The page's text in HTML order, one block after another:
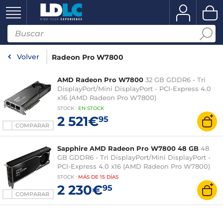
Volver Radeon Pro W7800
COMPARAR
AMD Radeon Pro W7800 32 GB GDDR6 - Tri
DisplayPort/Mini DisplayPort - PCI-Express 4.0
x16 (AMD Radeon Pro W7800)
STOCK : EN STOCK
2 521€95
COMPARAR
Sapphire AMD Radeon Pro W7800 48 GB 48
GB GDDR6 - Tri DisplayPort/Mini DisplayPort -
PCI-Express 4.0 x16 (AMD Radeon Pro W7800)
STOCK : MÁS DE 15 DÍAS
2 230€95